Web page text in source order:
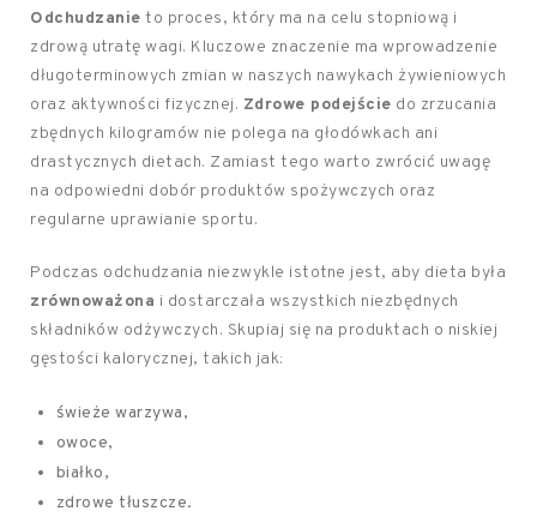
Odchudzanie to proces, który ma na celu stopniową i
zdrową utratę wagi. Kluczowe znaczenie ma wprowadzenie
długoterminowych zmian w naszych nawykach żywieniowych
oraz aktywności fizycznej. Zdrowe podejście do zrzucania
zbędnych kilogramów nie polega na głodówkach ani
drastycznych dietach. Zamiast tego warto zwrócić uwagę
na odpowiedni dobór produktów spożywczych oraz
regularne uprawianie sportu.
Podczas odchudzania niezwykle istotne jest, aby dieta była
zrównoważona i dostarczała wszystkich niezbędnych
składników odżywczych. Skupiaj się na produktach o niskiej
gęstości kalorycznej, takich jak:
świeże warzywa,
owoce,
białko,
zdrowe tłuszcze.